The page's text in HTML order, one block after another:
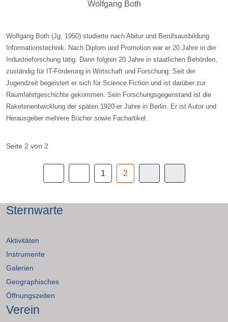
Wolfgang Both
Wolfgang Both (Jg. 1950) studierte nach Abitur und Berufsausbildung
Informationstechnik. Nach Diplom und Promotion war er 20 Jahre in der
Industrieforschung tätig. Dann folgten 20 Jahre in staatlichen Behörden,
zuständig für IT-Förderung in Wirtschaft und Forschung. Seit der
Jugendzeit begeistert er sich für Science Fiction und ist darüber zur
Raumfahrtgeschichte gekommen. Sein Forschungsgegenstand ist die
Raketenentwicklung der späten 1920-er Jahre in Berlin. Er ist Autor und
Herausgeber mehrere Bücher sowie Fachartikel.
Seite 2 von 2
1 2
Sternwarte
Aktivitäten
Instrumente
Galerien
Geographisches
Öffnungszeiten
Verein